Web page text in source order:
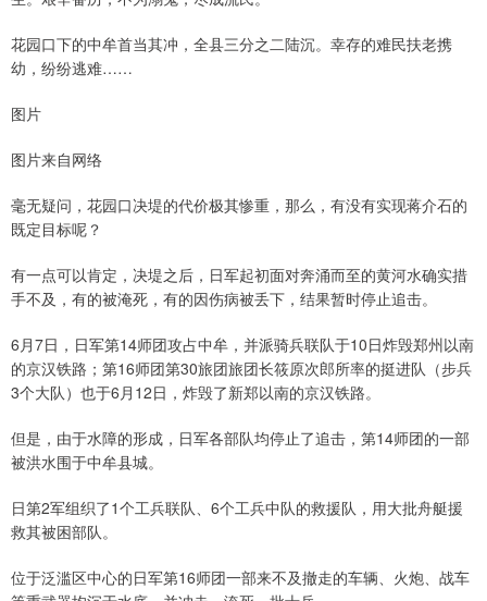
花园口下的中牟首当其冲，全县三分之二陆沉。幸存的难民扶老携
幼，纷纷逃难……
图片
图片来自网络
毫无疑问，花园口决堤的代价极其惨重，那么，有没有实现蒋介石的
既定目标呢？
有一点可以肯定，决堤之后，日军起初面对奔涌而至的黄河水确实措
手不及，有的被淹死，有的因伤病被丢下，结果暂时停止追击。
6月7日，日军第14师团攻占中牟，并派骑兵联队于10日炸毁郑州以南
的京汉铁路；第16师团第30旅团旅团长筱原次郎所率的挺进队（步兵
3个大队）也于6月12日，炸毁了新郑以南的京汉铁路。
但是，由于水障的形成，日军各部队均停止了追击，第14师团的一部
被洪水围于中牟县城。
日第2军组织了1个工兵联队、6个工兵中队的救援队，用大批舟艇援
救其被困部队。
位于泛滥区中心的日军第16师团一部来不及撤走的车辆、火炮、战车